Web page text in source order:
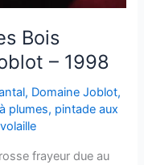
Bois
– 1998
, Domaine Joblot,
plumes, pintade aux
volaille
frayeur due au